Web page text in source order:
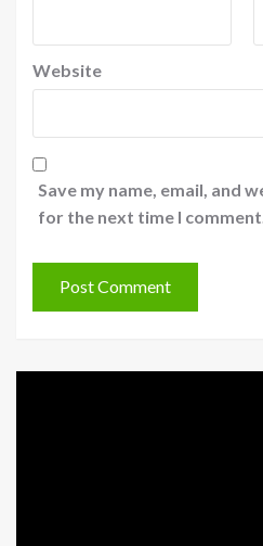
Website
Save my name, email, and
for the next time I